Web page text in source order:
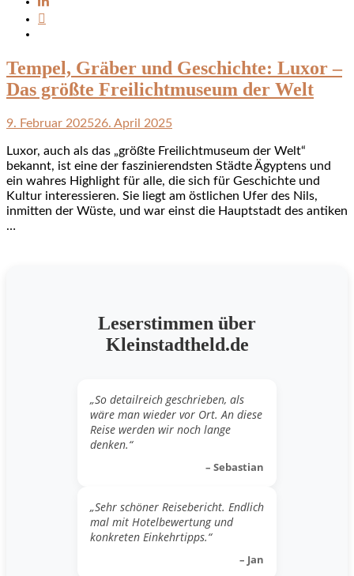
Tempel, Gräber und Geschichte: Luxor –
Das größte Freilichtmuseum der Welt
9. Februar 202526. April 2025
Luxor, auch als das „größte Freilichtmuseum der Welt“
bekannt, ist eine der faszinierendsten Städte Ägyptens und
ein wahres Highlight für alle, die sich für Geschichte und
Kultur interessieren. Sie liegt am östlichen Ufer des Nils,
inmitten der Wüste, und war einst die Hauptstadt des antiken
…
Leserstimmen über
Kleinstadtheld.de
„So detailreich geschrieben, als
wäre man wieder vor Ort. An diese
Reise werden wir noch lange
denken.“
– Sebastian
„Sehr schöner Reisebericht. Endlich
mal mit Hotelbewertung und
konkreten Einkehrtipps.“
– Jan